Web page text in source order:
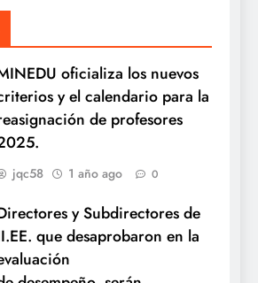
oficializa los nuevos
y el calendario para la
de profesores
jqc58 1 año ago 0
y Subdirectores de
que desaprobaron en la